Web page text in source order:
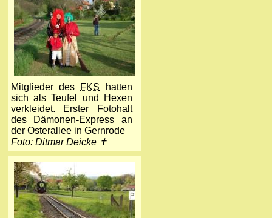
Mitglieder des FKS hatten
sich als Teufel und Hexen
verkleidet. Erster Fotohalt
des Dämonen-Express an
der Osterallee in Gernrode
Foto: Ditmar Deicke ✝